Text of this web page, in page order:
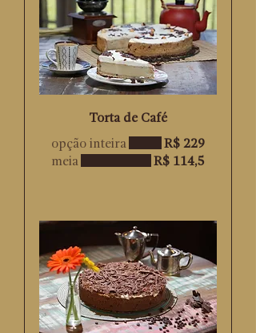
Torta de Café
opção inteira
R$ 229
meia
R$ 114,5